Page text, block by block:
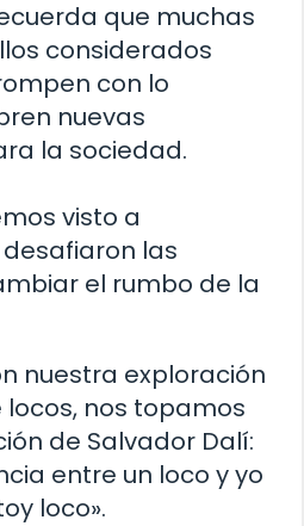
que muchas
considerados
con lo
nuevas
la sociedad.
visto a
las
el rumbo de la
nuestra exploración
nos topamos
de Salvador Dalí:
entre un loco y yo
loco».